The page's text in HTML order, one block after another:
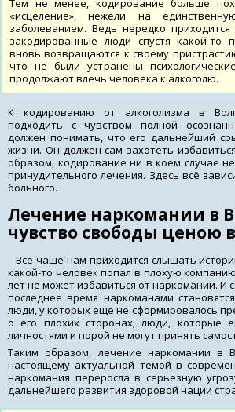
Тем не менее, кодирование больше
«исцеление», нежели на
заболеванием. Ведь нередко
закодированные люди спустя какой-то
вновь возвращаются к своему
что не были устранены
продолжают влечь человека к алкоголю.
К кодированию от алкоголизма в
подходить с чувством полной
должен понимать, что его дальнейший
жизни. Он должен сам захотеть
образом, кодирование ни в коем случае
принудительного лечения. Здесь всё
больного.
Лечение наркомании в
чувство свободы ценою
Все чаще нам приходится слышать
какой-то человек попал в плохую
лет не может избавиться от наркомании. И
последнее время наркоманами
люди, у которых еще не сформировалось
о его плохих сторонах; люди, которые
личностями и порой не могут принять
Таким образом, лечение наркомании в
настоящему актуальной темой в
наркомания переросла в серьезную
дальнейшего развития здоровой нации